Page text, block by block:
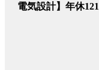
電気設計】年休121